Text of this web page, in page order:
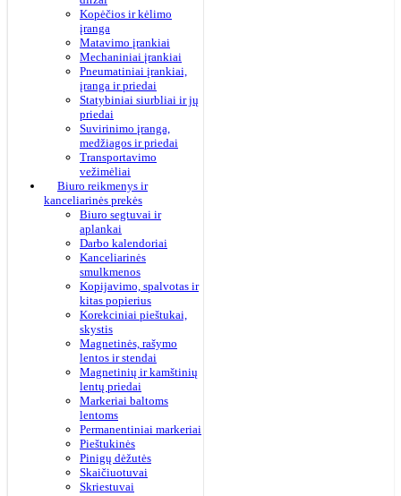
Kopėčios ir kėlimo
įranga
Matavimo įrankiai
Mechaniniai įrankiai
Pneumatiniai įrankiai,
įranga ir priedai
Statybiniai siurbliai ir jų
priedai
Suvirinimo įranga,
medžiagos ir priedai
Transportavimo
vežimėliai
Biuro reikmenys ir
kanceliarinės prekės
Biuro segtuvai ir
aplankai
Darbo kalendoriai
Kanceliarinės
smulkmenos
Kopijavimo, spalvotas ir
kitas popierius
Korekciniai pieštukai,
skystis
Magnetinės, rašymo
lentos ir stendai
Magnetinių ir kamštinių
lentų priedai
Markeriai baltoms
lentoms
Permanentiniai markeriai
Pieštukinės
Pinigų dėžutės
Skaičiuotuvai
Skriestuvai